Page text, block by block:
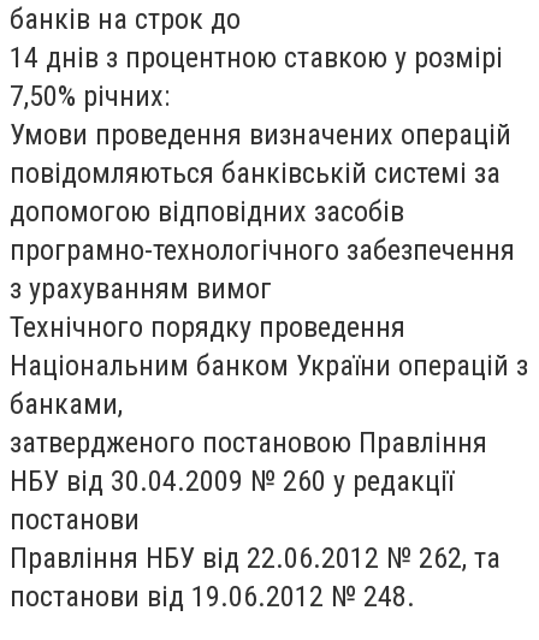
банків на строк до
14 днів з процентною ставкою у розмірі
7,50% річних:
Умови проведення визначених операцій
повідомляються банківській системі за
допомогою відповідних засобів
програмно-технологічного забезпечення
з урахуванням вимог
Технічного порядку проведення
Національним банком України операцій з
банками,
затвердженого постановою Правління
НБУ від 30.04.2009 № 260 у редакції
постанови
Правління НБУ від 22.06.2012 № 262, та
постанови від 19.06.2012 № 248.